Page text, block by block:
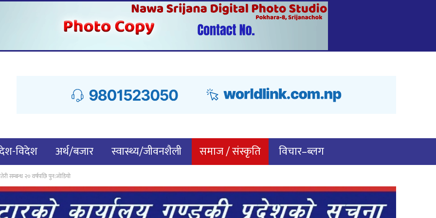
विदेश अर्थ/बजार स्वास्थ्य/जीवनशैली समाज / संस्कृति
विचार–ब्लग
सम्बन्ध २० वर्षपछि पुन:जाेडियाे